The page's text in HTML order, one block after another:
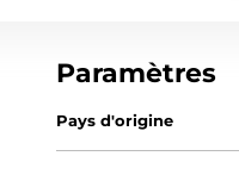
Paramètres
Pays d'origine